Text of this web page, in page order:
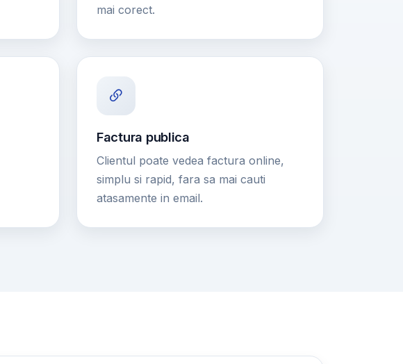
mai corect.
Factura publica
Clientul poate vedea factura online,
simplu si rapid, fara sa mai cauti
atasamente in email.